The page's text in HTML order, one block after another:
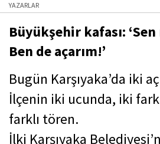
YAZARLAR
Büyükşehir kafası: ‘Sen
Ben de açarım!’
Bugün Karşıyaka’da iki
İlçenin iki ucunda, iki
farklı tören.
İlki Karşıyaka